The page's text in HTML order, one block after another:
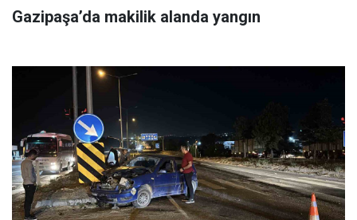
Gazipaşa’da makilik alanda yangın